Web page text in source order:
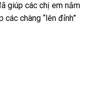
giúp các chị em nắm
chàng “lên đỉnh”